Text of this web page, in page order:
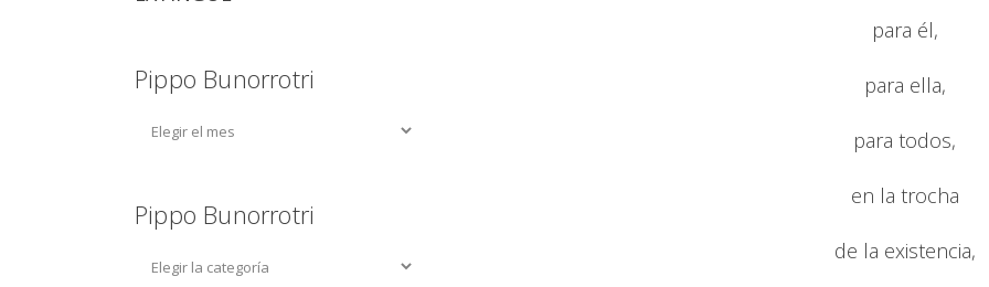
Pippo Bunorrotri
Pippo Bunorrotri
para él,
para ella,
para todos,
en la trocha
de la existencia,